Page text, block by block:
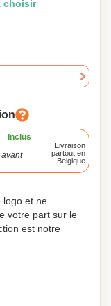
choisir
Inclus
Livraison
partout en
Belgique
logo et ne
votre part sur le
est notre